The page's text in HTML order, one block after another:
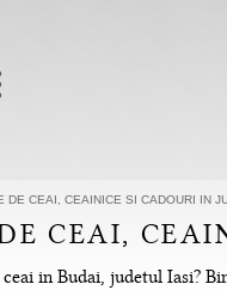
DE CEAI, CEAINICE SI CADOURI IN
CEAI,
in Budai, judetul Iasi?